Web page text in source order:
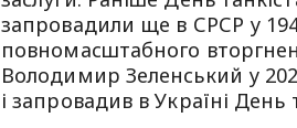
запровадили ще в СРСР у
повномасштабного
Володимир Зеленський у
і запровадив в Україні День